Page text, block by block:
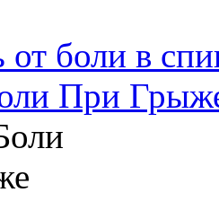
боли в
При